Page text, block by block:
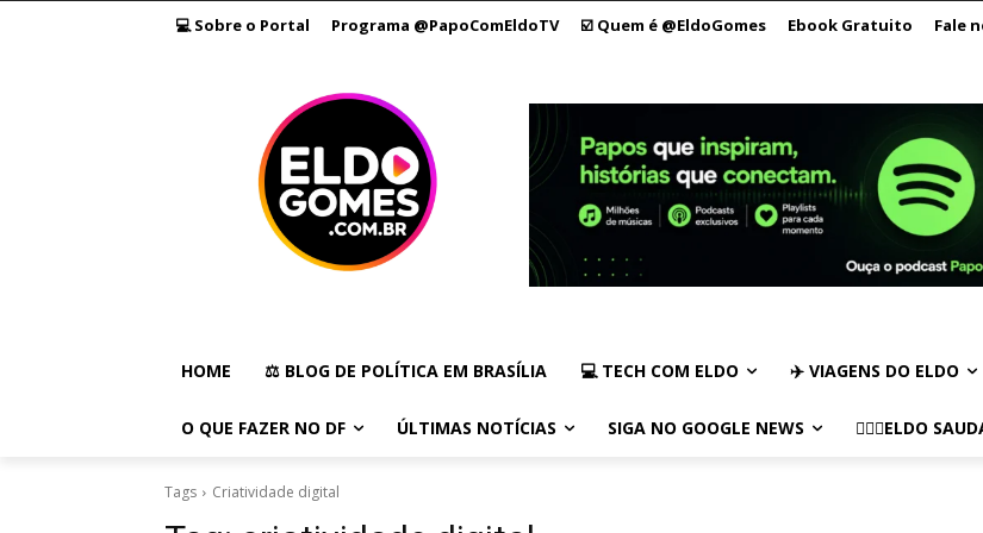
💻 Sobre o Portal Programa @PapoComEldoTV ☑️ Quem é @EldoGomes Ebook Gratuito Fale
HOME ⚖️ BLOG DE POLÍTICA EM BRASÍLIA 💻 TECH COM ELDO ✈️ VIAGENS DO ELDO
O QUE FAZER NO DF ÚLTIMAS NOTÍCIAS SIGA NO GOOGLE NEWS 🏃🏻‍♂️ELDO
Tags Criatividade digital